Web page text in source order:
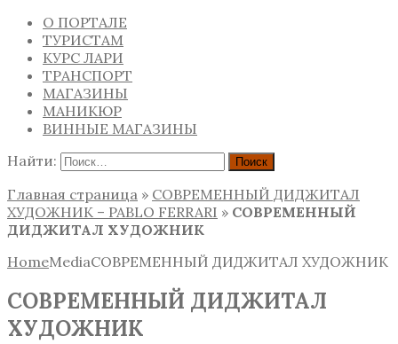
О ПОРТАЛЕ
ТУРИСТАМ
КУРС ЛАРИ
ТРАНСПОРТ
МАГАЗИНЫ
МАНИКЮР
ВИННЫЕ МАГАЗИНЫ
Найти:
Главная страница » СОВРЕМЕННЫЙ ДИДЖИТАЛ
ХУДОЖНИК – PABLO FERRARI » СОВРЕМЕННЫЙ
ДИДЖИТАЛ ХУДОЖНИК
HomeMediaСОВРЕМЕННЫЙ ДИДЖИТАЛ ХУДОЖНИК
СОВРЕМЕННЫЙ ДИДЖИТАЛ
ХУДОЖНИК